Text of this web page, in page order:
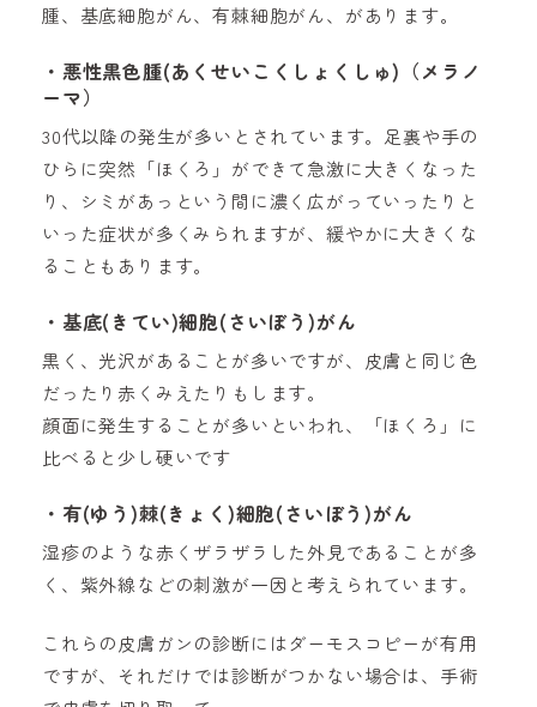
腫、基底細胞がん、有棘細胞がん、があります。
・悪性黒色腫(あくせいこくしょくしゅ)（メラノ
ーマ）
30代以降の発生が多いとされています。足裏や手の
ひらに突然「ほくろ」ができて急激に大きくなった
り、シミがあっという間に濃く広がっていったりと
いった症状が多くみられますが、緩やかに大きくな
ることもあります。
・基底(きてい)細胞(さいぼう)がん
黒く、光沢があることが多いですが、皮膚と同じ色
だったり赤くみえたりもします。
顔面に発生することが多いといわれ、「ほくろ」に
比べると少し硬いです
・有(ゆう)棘(きょく)細胞(さいぼう)がん
湿疹のような赤くザラザラした外見であることが多
く、紫外線などの刺激が一因と考えられています。
これらの皮膚ガンの診断にはダーモスコピーが有用
ですが、それだけでは診断がつかない場合は、手術